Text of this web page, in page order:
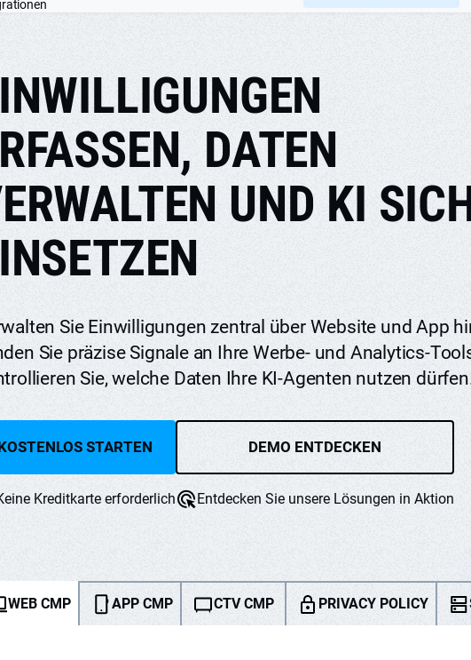
DATEN
UND KI
Sie Einwilligungen zentral über Website und App
Sie präzise Signale an Ihre Werbe- und Analytics-
Sie, welche Daten Ihre KI-Agenten nutzen
STARTEN
Kreditkarte erforderlich
DEMO ENTDECKEN
Entdecken Sie unsere Lösungen in Aktion
WEB CMP APP CMP CTV CMP PRIVACY POLICY